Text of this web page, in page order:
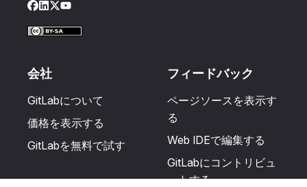
Facebook
LinkedIn
Twitter
YouTube
会社
GitLabについて
価格を表示する
GitLabを無料で試す
フィードバック
ページソースを表示す
る
Web IDEで編集する
GitLabにコントリビュ
ートする